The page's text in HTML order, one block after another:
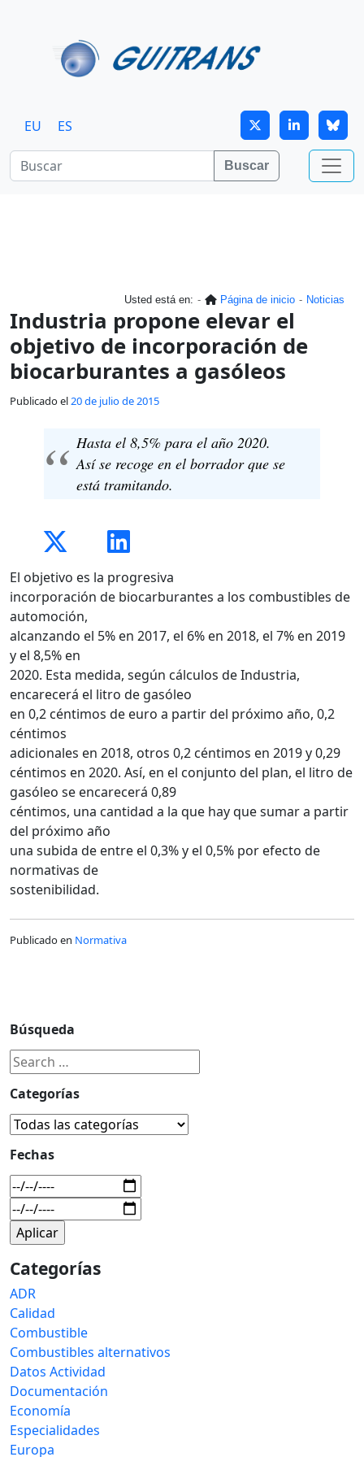
EU ES
Buscar
Usted está en: Página de inicio Noticias
Industria propone elevar el
objetivo de incorporación de
biocarburantes a gasóleos
Publicado el20 de julio de 2015
Hasta el 8,5% para el año 2020.
Así se recoge en el borrador que se
está tramitando.
El objetivo es la progresiva
incorporación de biocarburantes a los combustibles de
automoción,
alcanzando el 5% en 2017, el 6% en 2018, el 7% en 2019
y el 8,5% en
2020. Esta medida, según cálculos de Industria,
encarecerá el litro de gasóleo
en 0,2 céntimos de euro a partir del próximo año, 0,2
céntimos
adicionales en 2018, otros 0,2 céntimos en 2019 y 0,29
céntimos en 2020. Así, en el conjunto del plan, el litro de
gasóleo se encarecerá 0,89
céntimos, una cantidad a la que hay que sumar a partir
del próximo año
una subida de entre el 0,3% y el 0,5% por efecto de
normativas de
sostenibilidad.
Publicado en Normativa
Búsqueda
Categorías
Fechas
Categorías
ADR
Calidad
Combustible
Combustibles alternativos
Datos Actividad
Documentación
Economía
Especialidades
Europa